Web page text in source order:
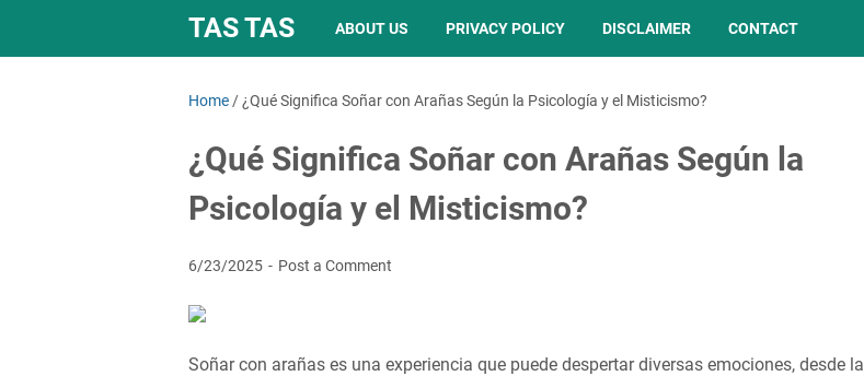
TAS TAS ABOUT US PRIVACY POLICY DISCLAIMER CONTACT
Home / ¿Qué Significa Soñar con Arañas Según la Psicología y el Misticismo?
¿Qué Significa Soñar con Arañas Según la
Psicología y el Misticismo?
6/23/2025 Post a Comment
Soñar con arañas es una experiencia que puede despertar diversas emociones, desde la